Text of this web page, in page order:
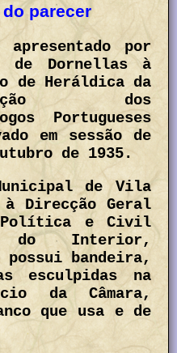
parecer
apresentado por
de Dornellas à
de Heráldica da
dos
Portugueses
em sessão de
de 1935.
de Vila
Direcção Geral
Política e Civil
do Interior,
possui bandeira,
esculpidas na
da Câmara,
que usa e de